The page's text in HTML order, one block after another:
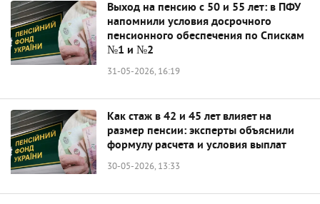
Выход на пенсию с 50 и 55 лет: в ПФУ
напомнили условия досрочного
пенсионного обеспечения по Спискам
№1 и №2
31-05-2026, 16:19
Как стаж в 42 и 45 лет влияет на
размер пенсии: эксперты объяснили
формулу расчета и условия выплат
30-05-2026, 13:33